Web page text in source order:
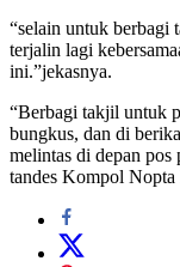
“selain untuk berbagi
terjalin lagi
ini.”jekasnya.
“Berbagi takjil untuk
bungkus, dan di
melintas di depan pos
tandes Kompol